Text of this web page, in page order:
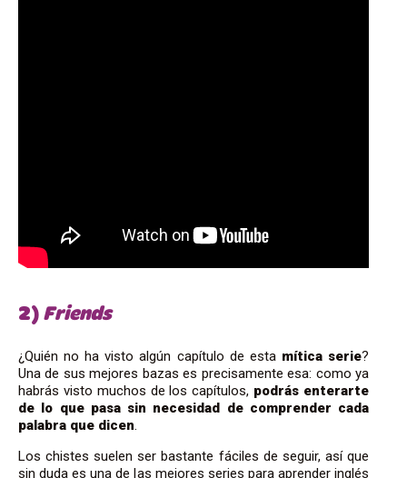
2) Friends
¿Quién no ha visto algún capítulo de esta mítica serie?
Una de sus mejores bazas es precisamente esa: como ya
habrás visto muchos de los capítulos, podrás enterarte
de lo que pasa sin necesidad de comprender cada
palabra que dicen.
Los chistes suelen ser bastante fáciles de seguir, así que
sin duda es una de las mejores series para aprender inglés